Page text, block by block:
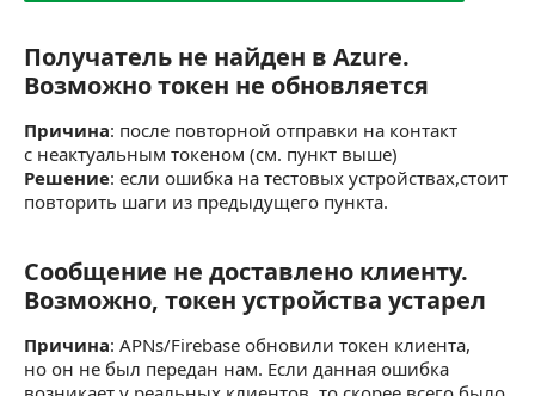
Получатель не найден в Azure. Возможно
Получатель не найден в Azure.
Возможно токен не обновляется
Причина: после повторной отправки на контакт
с неактуальным токеном (см. пункт выше)
Решение: если ошибка на тестовых устройствах,стоит
повторить шаги из предыдущего пункта.
Сообщение не доставлено клиенту.
Сообщение не доставлено клиенту.
Возможно, токен устройства устарел
Причина: APNs/Firebase обновили токен клиента,
но он не был передан нам. Если данная ошибка